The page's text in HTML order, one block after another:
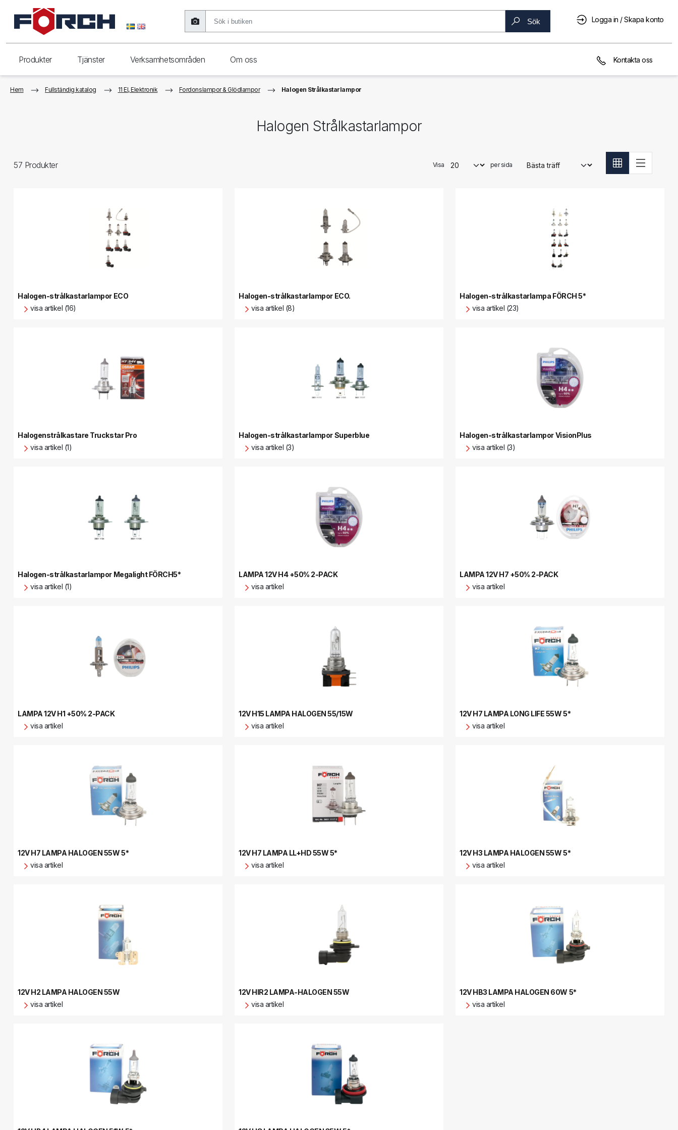
Sök Logga in / Skapa konto
Produkter Tjänster Verksamhetsområden Om oss Kontakta oss
Hem Fullständig katalog 11 El, Elektronik Fordonslampor & Glödlampor Halogen Strålkastarlampor
Halogen Strålkastarlampor
57 Produkter Visa per sida
Halogen-strålkastarlampor ECO
visa artikel (16)
Halogen-strålkastarlampor ECO.
visa artikel (8)
Halogen-strålkastarlampa FÖRCH 5*
visa artikel (23)
Halogenstrålkastare Truckstar Pro
visa artikel (1)
Halogen-strålkastarlampor Superblue
visa artikel (3)
Halogen-strålkastarlampor VisionPlus
visa artikel (3)
Halogen-strålkastarlampor Megalight FÖRCH5*
visa artikel (1)
LAMPA 12V H4 +50% 2-PACK
visa artikel
LAMPA 12V H7 +50% 2-PACK
visa artikel
LAMPA 12V H1 +50% 2-PACK
visa artikel
12V H15 LAMPA HALOGEN 55/15W
visa artikel
12V H7 LAMPA LONG LIFE 55W 5*
visa artikel
12V H7 LAMPA HALOGEN 55W 5*
visa artikel
12V H7 LAMPA LL+HD 55W 5*
visa artikel
12V H3 LAMPA HALOGEN 55W 5*
visa artikel
12V H2 LAMPA HALOGEN 55W
visa artikel
12V HIR2 LAMPA-HALOGEN 55W
visa artikel
12V HB3 LAMPA HALOGEN 60W 5*
visa artikel